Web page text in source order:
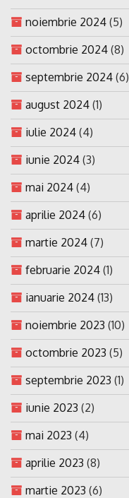
noiembrie 2024 (5)
octombrie 2024 (8)
septembrie 2024 (6)
august 2024 (1)
iulie 2024 (4)
iunie 2024 (3)
mai 2024 (4)
aprilie 2024 (6)
martie 2024 (7)
februarie 2024 (1)
ianuarie 2024 (13)
noiembrie 2023 (10)
octombrie 2023 (5)
septembrie 2023 (1)
iunie 2023 (2)
mai 2023 (4)
aprilie 2023 (8)
martie 2023 (6)